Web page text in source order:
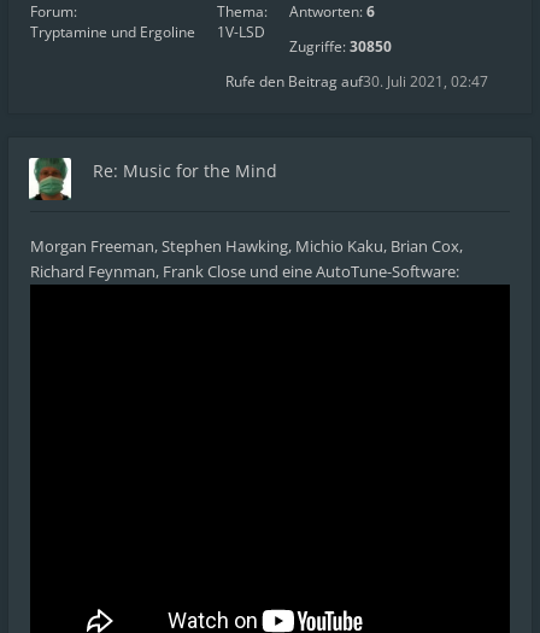
Forum:
Tryptamine und Ergoline
Thema:
1V-LSD
Antworten:6
Zugriffe:30850
30. Juli 2021, 02:47
Rufe den Beitrag auf
Re: Music for the Mind
Morgan Freeman, Stephen Hawking, Michio Kaku, Brian Cox,
Richard Feynman, Frank Close und eine AutoTune-Software: